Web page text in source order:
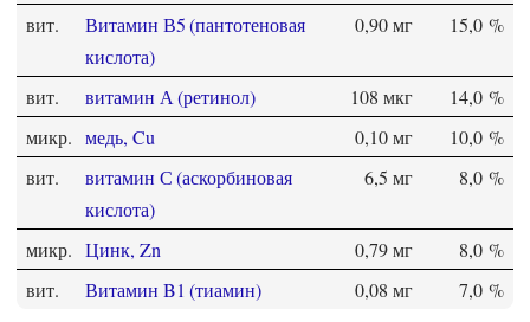
вит.
Витамин В5 (пантотеновая
кислота)
0,90 мг 15,0 %
вит. витамин А (ретинол) 108 мкг
14,0 %
микр. медь, Cu 0,10 мг
10,0 %
вит.
витамин С (аскорбиновая
кислота)
6,5 мг 8,0 %
микр. Цинк, Zn 0,79 мг
8,0 %
вит.
Витамин B1 (тиамин) 0,08 мг 7,0 %